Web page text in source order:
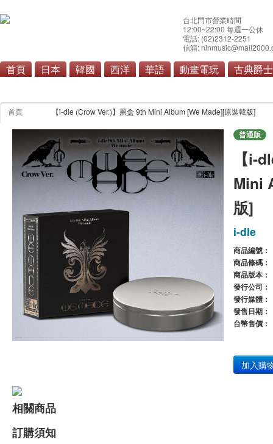
台北門市營業時間
12:00~22:00 每週一公休
電話: (02)2312-2251
信箱:
首頁 日本 韓國 西洋 華語 動畫電玩 古典爵士
首頁 【i-dle (Crow Ver.)】黑盒 9th Mini Album [We Made][原裝韓版]
普通版
【i-
Mini
版]
i-dle
商品編號：
商品條碼：
商品版本：
發行公司：
發行媒體：
發售日期：
台幣售價：
加入購
相關商品
訂購須知